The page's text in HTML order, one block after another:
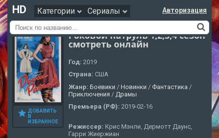
HD Категории Сериалы Авторизация
ДОБАВИТЬ
В
ИЗБРАННОЕ
Роковой патруль 1,2,3,4 сезон
смотреть онлайн
Год: 2019
Страна: США
Жанр: Боевики / Новинки / Фантастика /
Приключения / Драмы
Премьера (РФ): 2019-02-16
Режиссер: Крис Мэнли, Дермотт Даунс,
Гарри Жиержиан